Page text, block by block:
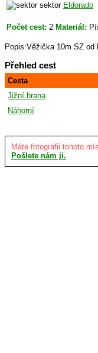
sektor Eldorado
Počet cest: 2 Materiál:
Popis:Věžička 10m SZ od
Přehled cest
Cesta
Jižní hrana
Náhorní
Máte fotografii tohoto
Pošlete nám ji.